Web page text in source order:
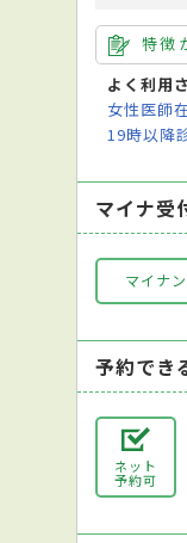
特徴
よく利用
女性医師
19時以降
マイナ受
マイナ
予約でき
ネット
予約可